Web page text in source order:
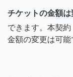
チケットの金額
できます。本契約
金額の変更は可能